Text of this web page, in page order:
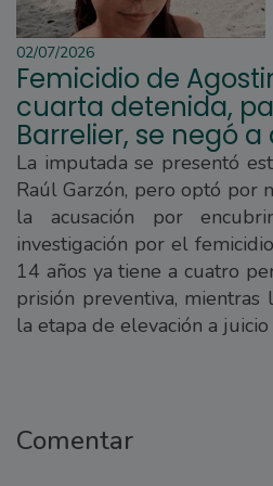
02/07/2026
Femicidio de
cuarta detenida,
Barrelier, se negó
La imputada se presentó
Raúl Garzón, pero optó por
la acusación por
investigación por el
14 años ya tiene a cuatro
prisión preventiva, mientras
la etapa de elevación a juicio
Comentar